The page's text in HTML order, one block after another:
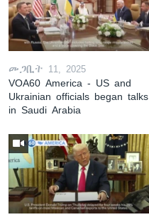
መጋቢት 11, 2025
VOA60 America - US and
Ukrainian officials began talks
in Saudi Arabia